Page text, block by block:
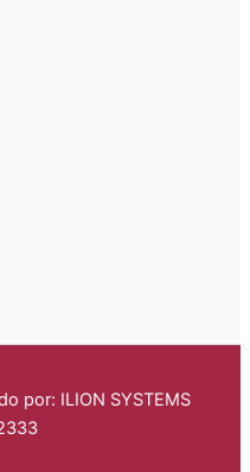
por: ILION SYSTEMS